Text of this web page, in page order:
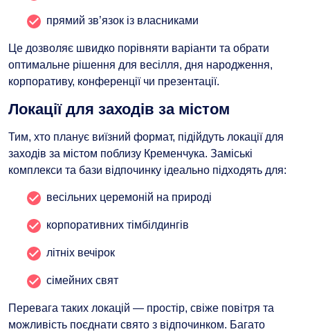
прямий зв’язок із власниками
Це дозволяє швидко порівняти варіанти та обрати
оптимальне рішення для весілля, дня народження,
корпоративу, конференції чи презентації.
Локації для заходів за містом
Тим, хто планує виїзний формат, підійдуть локації для
заходів за містом поблизу Кременчука. Заміські
комплекси та бази відпочинку ідеально підходять для:
весільних церемоній на природі
корпоративних тімбілдингів
літніх вечірок
сімейних свят
Перевага таких локацій — простір, свіже повітря та
можливість поєднати свято з відпочинком. Багато